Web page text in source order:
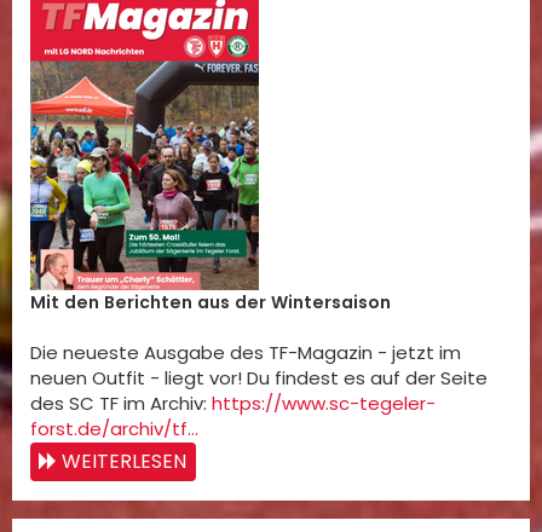
Mit den Berichten aus der Wintersaison
Die neueste Ausgabe des TF-Magazin - jetzt im
neuen Outfit - liegt vor! Du findest es auf der Seite
des SC TF im Archiv: https://www.sc-tegeler-
forst.de/archiv/tf…
WEITERLESEN